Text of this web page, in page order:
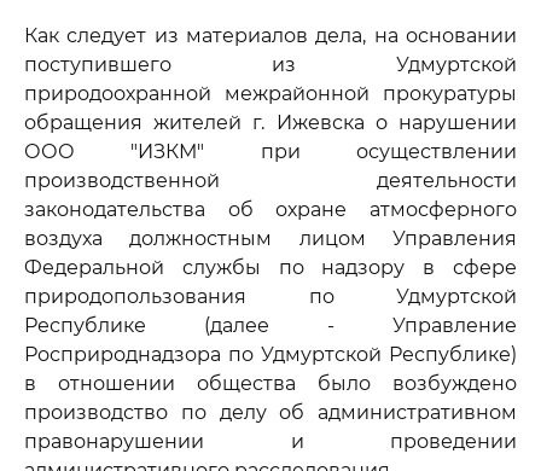
Как следует из материалов дела, на основании
поступившего из Удмуртской
природоохранной межрайонной прокуратуры
обращения жителей г. Ижевска о нарушении
ООО "ИЗКМ" при осуществлении
производственной деятельности
законодательства об охране атмосферного
воздуха должностным лицом Управления
Федеральной службы по надзору в сфере
природопользования по Удмуртской
Республике (далее - Управление
Росприроднадзора по Удмуртской Республике)
в отношении общества было возбуждено
производство по делу об административном
правонарушении и проведении